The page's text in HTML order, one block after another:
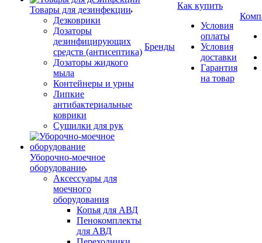
Товары для дезинфекции
Дезковрики
Дозаторы
дезинфицирующих
средств (антисептика)
Дозаторы жидкого
мыла
Контейнеры и урны
Липкие
антибактериальные
коврики
Сушилки для рук
Уборочно-моечное
оборудование
Аксессуары для
моечного
оборудования
Копья для АВД
Пенокомплекты
для АВД
Бренды
Как купить
Условия
оплаты
Условия
доставки
Гарантия
на товар